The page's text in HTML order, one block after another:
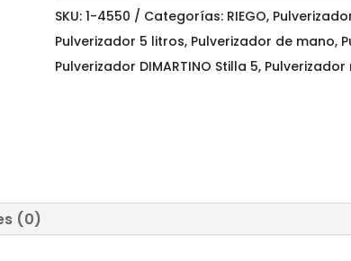
SKU: 1-4550 Categorías: RIEGO,
Pulverizador 5 litros, Pulverizador de mano,
Pulverizador DIMARTINO Stilla 5, Pulverizador
(0)